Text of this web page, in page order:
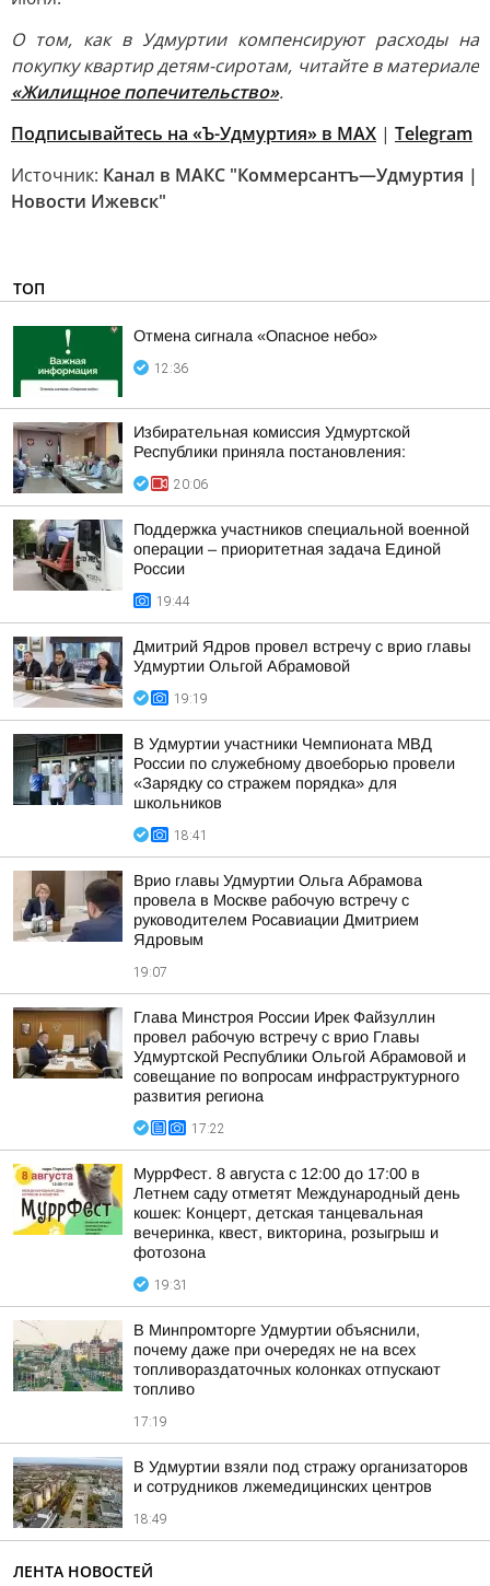
О том, как в Удмуртии компенсируют расходы на
покупку квартир детям-сиротам, читайте в материале
«Жилищное попечительство».
Подписывайтесь на «Ъ-Удмуртия» в MAX | Telegram
Источник: Канал в МАКС "Коммерсантъ—Удмуртия |
Новости Ижевск"
ТОП
Отмена сигнала «Опасное небо»
12:36
Избирательная комиссия Удмуртской
Республики приняла постановления:
20:06
Поддержка участников специальной военной
операции – приоритетная задача Единой
России
19:44
Дмитрий Ядров провел встречу с врио главы
Удмуртии Ольгой Абрамовой
19:19
В Удмуртии участники Чемпионата МВД
России по служебному двоеборью провели
«Зарядку со стражем порядка» для
школьников
18:41
Врио главы Удмуртии Ольга Абрамова
провела в Москве рабочую встречу с
руководителем Росавиации Дмитрием
Ядровым
19:07
Глава Минстроя России Ирек Файзуллин
провел рабочую встречу с врио Главы
Удмуртской Республики Ольгой Абрамовой и
совещание по вопросам инфраструктурного
развития региона
17:22
МуррФест. 8 августа с 12:00 до 17:00 в
Летнем саду отметят Международный день
кошек: Концерт, детская танцевальная
вечеринка, квест, викторина, розыгрыш и
фотозона
19:31
В Минпромторге Удмуртии объяснили,
почему даже при очередях не на всех
топливораздаточных колонках отпускают
топливо
17:19
В Удмуртии взяли под стражу организаторов
и сотрудников лжемедицинских центров
18:49
ЛЕНТА НОВОСТЕЙ